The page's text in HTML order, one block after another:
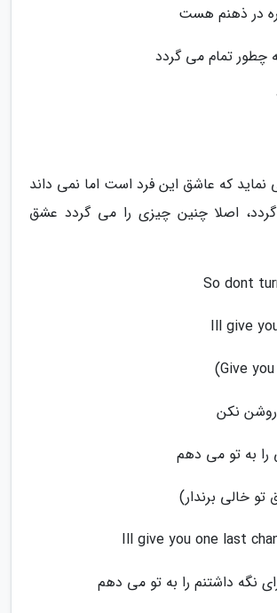
در ذهنم هست
چطور تمام می گردد
که عاشق این فرد است اما نمی داند
اصلا چنین چیزی را می گردد عشق
So dont
Ill give
نکن
به تو می دهم
تو خالی برندار)
Ill give you one last
نگه داشتنم را به تو می دهم